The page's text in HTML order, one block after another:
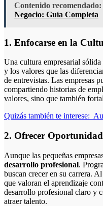
Contenido recomendado:
Negocio: Guía Completa
1. Enfocarse en la
Una cultura empresarial sólida
y los valores que las
de entrevistas. Las empresas
compartiendo historias de
valores, sino que también
Quizás también te interese:
2. Ofrecer
Aunque las pequeñas
desarrollo profesional.
buscan crecer en su carrera.
que valoran el aprendizaje
desarrollo profesional claro y
atraer talento.